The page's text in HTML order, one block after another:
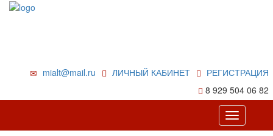
РЕГИСТРАЦИЯ
ЛИЧНЫЙ КАБИНЕТ
mialt@mail.ru
8 929 504 06 82
Toggle
navigation